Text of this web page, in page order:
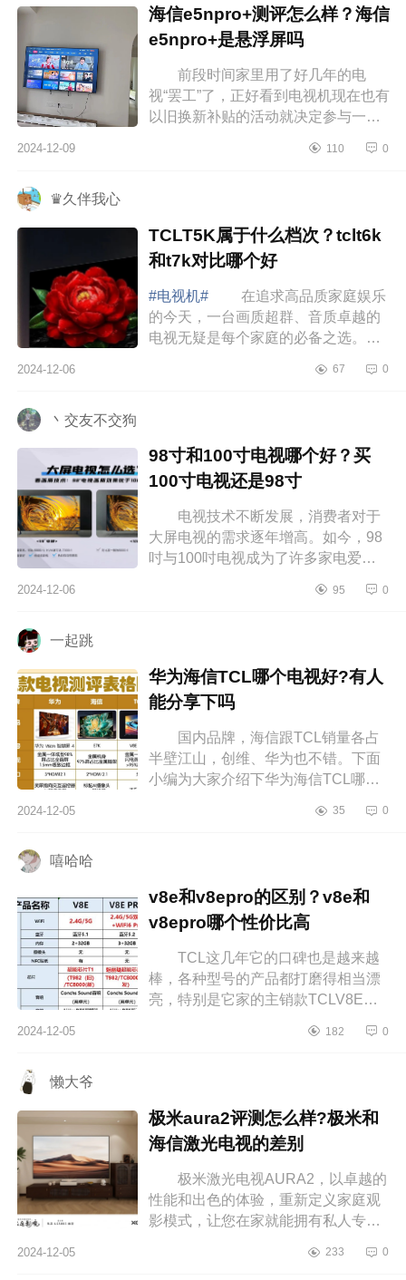
海信e5npro+测评怎么样？海信
e5npro+是悬浮屏吗
前段时间家里用了好几年的电
视“罢工”了，正好看到电视机现在也有
以旧换新补贴的活动就决定参与一
e5npro+测评怎么样？海信e5npro+是
2024-12-09 110 0
♛久伴我心
TCLT5K属于什么档次？tclt6k
和t7k对比哪个好
#电视机#
在追求高品质家庭娱乐
的今天，一台画质超群、音质卓越的
电视无疑是每个家庭的必备之选。下
么档次？tclt6k和t7k对比哪个好
2024-12-06 67 0
丶交友不交狗
98寸和100寸电视哪个好？买
100寸电视还是98寸
电视技术不断发展，消费者对于
大屏电视的需求逐年增高。如今，98
吋与100吋电视成为了许多家电爱好
寸和100寸电视哪个好？买100寸电视
2024-12-06 95 0
一起跳
华为海信TCL哪个电视好?有人
能分享下吗
国内品牌，海信跟TCL销量各占
半壁江山，创维、华为也不错。下面
小编为大家介绍下华为海信TCL哪个
TCL哪个电视好 一直想要一台颜
2024-12-05 35 0
嘻哈哈
v8e和v8epro的区别？v8e和
v8epro哪个性价比高
TCL这几年它的口碑也是越来越
棒，各种型号的产品都打磨得相当漂
亮，特别是它家的主销款TCLV8E，
下面小编为大家介绍下v8e和v8epro
2024-12-05 182 0
懒大爷
极米aura2评测怎么样?极米和
海信激光电视的差别
极米激光电视AURA2，以卓越的
性能和出色的体验，重新定义家庭观
影模式，让您在家就能拥有私人专属
极米aura2评测怎么样?极米和海信激
2024-12-05 233 0